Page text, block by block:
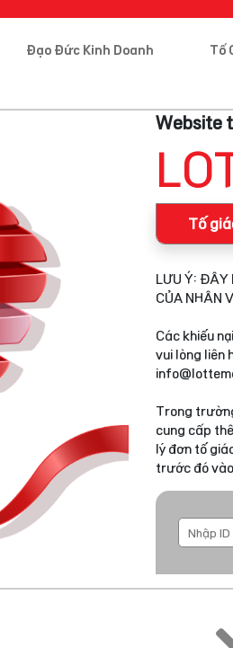
Đạo Đức Kinh Doanh Tố
Website
Tố
LƯU Ý: ĐÂY
CỦA NHÂN
Các khiếu
vui lòng liên
Trong
cung cấp
lý đơn tố
trước đó